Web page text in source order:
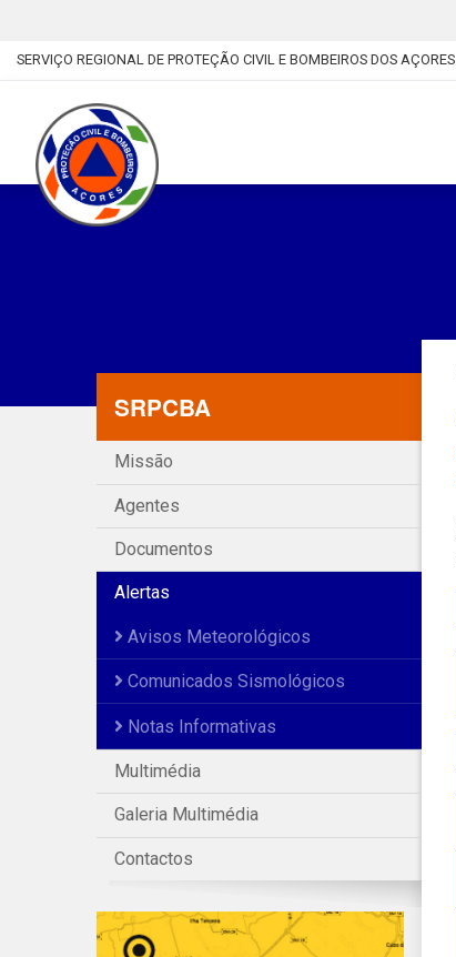
SERVIÇO REGIONAL DE PROTEÇÃO CIVIL E BOMBEIROS DOS AÇORES
SRPCBA
Missão
Agentes
Documentos
Alertas
Avisos Meteorológicos
Comunicados Sismológicos
Notas Informativas
Multimédia
Galeria Multimédia
Contactos